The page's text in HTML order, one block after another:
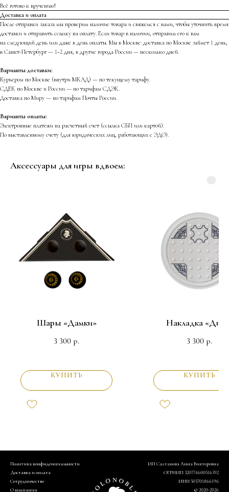
Всё готово к вручению!
Доставка и оплата
После отправки заказа мы проверим наличие товара и свяжемся с вами, чтобы уточнить время
доставки и отправить ссылку на оплату. Если товар в наличии, отправим его к вам
на следующий день или даже в день оплаты. Мы в Москве: доставка по Москве займет 1 день,
в Санкт-Петербург — 1−2 дня, в другие города России — несколько дней.
Варианты доставки:
Курьером по Москве (внутри МКАД) — по текущему тарифу.
СДЕК по Москве и России — по тарифам СДЭК.
Доставка по Миру — по тарифам Почты России.
Варианты оплаты:
Электронные платежи на расчетный счет (ссылка СБП или картой).
По выставленному счету (для юридических лиц, работающих с ЭДО).
Аксессуары для игры вдвоем:
Шары «Дамки»
3 300 р.
КУПИТЬ
Накладка
3 300 р.
КУПИТЬ
ИНН 503701866196
ИП Салтанова Анна Викторовна
© 2020-2026
ОГРНИП 320774600516392
Доставка и оплата
Сотрудничество
О компании
Политика конфиденциальности